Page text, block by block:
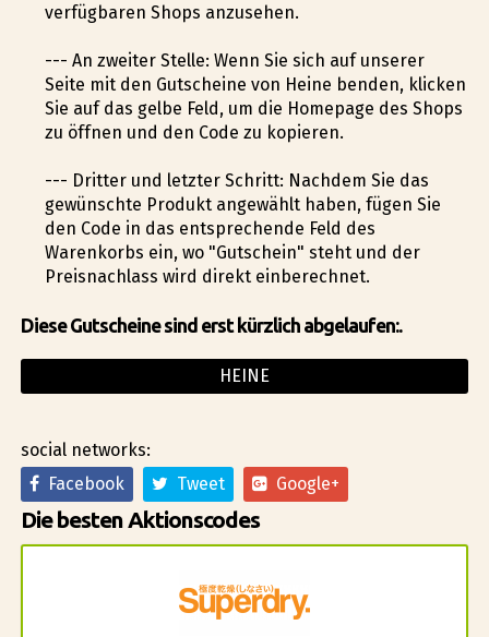
verfügbaren Shops anzusehen.
--- An zweiter Stelle: Wenn Sie sich auf unserer
Seite mit den Gutscheine von Heine befinden, klicken
Sie auf das gelbe Feld, um die Homepage des Shops
zu öffnen und den Code zu kopieren.
--- Dritter und letzter Schritt: Nachdem Sie das
gewünschte Produkt angewählt haben, fügen Sie
den Code in das entsprechende Feld des
Warenkorbs ein, wo "Gutschein" steht und der
Preisnachlass wird direkt einberechnet.
Diese Gutscheine sind erst kürzlich abgelaufen:.
HEINE
social networks:
Facebook
Tweet Google+
Die besten Aktionscodes